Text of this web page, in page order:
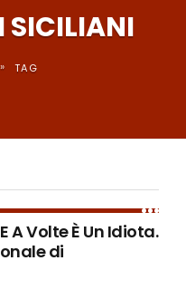
SICILIANI
» TAG
A Volte È Un Idiota.
di